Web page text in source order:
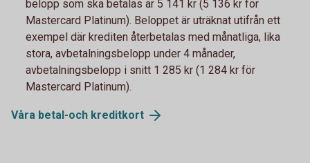
belopp som ska betalas är 5 141 kr (5 136 kr för
Mastercard Platinum). Beloppet är uträknat utifrån ett
exempel där krediten återbetalas med månatliga, lika
stora, avbetalningsbelopp under 4 månader,
avbetalningsbelopp i snitt 1 285 kr (1 284 kr för
Mastercard Platinum).
Våra betal-och kreditkort